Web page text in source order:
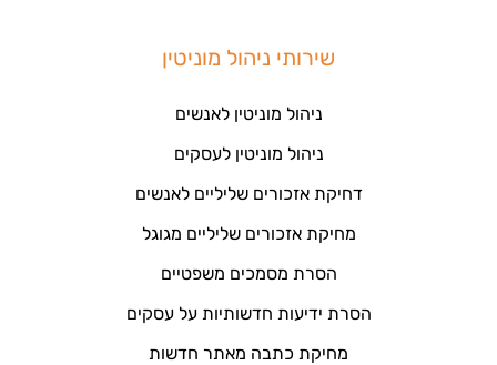
שירותי ניהול מוניטין
ניהול מוניטין לאנשים
ניהול מוניטין לעסקים
דחיקת אזכורים שליליים לאנשים
מחיקת אזכורים שליליים מגוגל
הסרת מסמכים משפטיים
הסרת ידיעות חדשותיות על עסקים
מחיקת כתבה מאתר חדשות